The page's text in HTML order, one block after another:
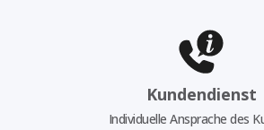
Kundendienst
Individuelle Ansprache des